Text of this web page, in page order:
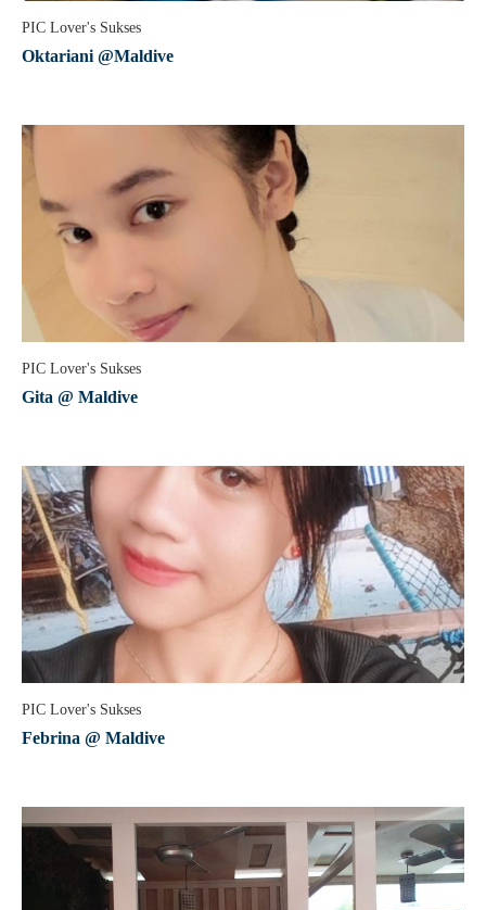
PIC Lover's Sukses
Oktariani @Maldive
PIC Lover's Sukses
Gita @ Maldive
PIC Lover's Sukses
Febrina @ Maldive